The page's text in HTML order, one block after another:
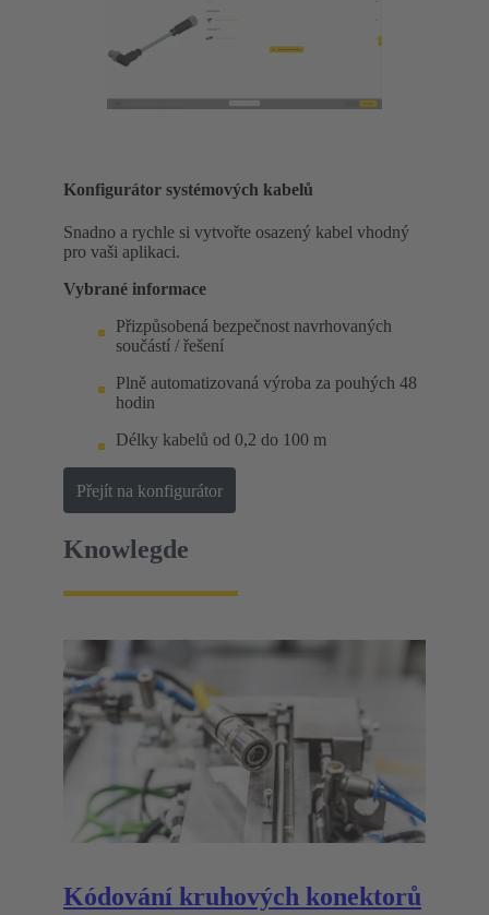
Konfigurátor systémových kabelů
Snadno a rychle si vytvořte osazený kabel vhodný
pro vaši aplikaci.
Vybrané informace
Přizpůsobená bezpečnost navrhovaných
součástí / řešení
Plně automatizovaná výroba za pouhých 48
hodin
Délky kabelů od 0,2 do 100 m
Přejít na konfigurátor
Knowlegde
Kódování kruhových konektorů